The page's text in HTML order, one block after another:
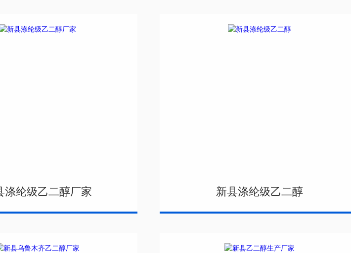
涤纶级乙二醇厂家 新县涤纶级乙二醇